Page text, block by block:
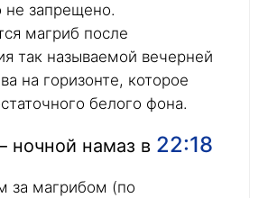
не запрещено.
магриб после
так называемой вечерней
на горизонте, которое
белого фона.
намаз в 22:18
за магрибом (по